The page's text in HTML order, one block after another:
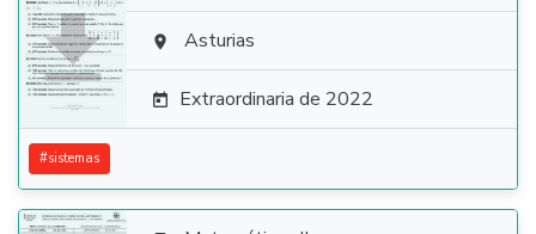
  Asturias
 Extraordinaria de 2022
#sistemas